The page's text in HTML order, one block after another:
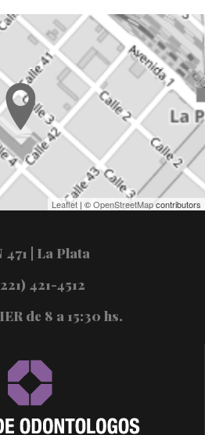
Leaflet | ©OpenStreetMapcontributors
471 | La Plata
421-4512
de 8 a 15:30 hs.